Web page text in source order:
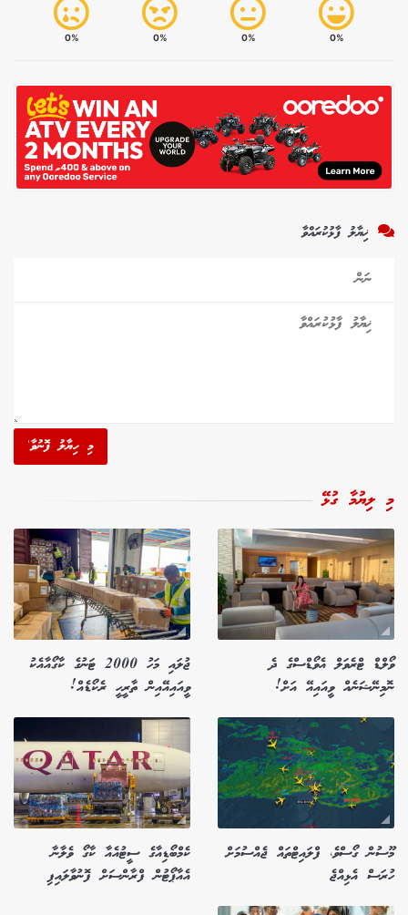
0%
0%
0%
0%
ޚިޔާލު ފާޅުކުރައްވާ
މި ހިޔާލު ފޮނުވާ'
މި ލިޔުމާ ގުޅޭ
ވޯލްޑް ޓްރެވަލް އެވޯޑްސްގެ ދެ
ނޮމިނޭޝަނެއް ވީއައިއޭ އަށް!
ޖުލައި މަހު 2000 ޓަނުގެ ކާގޯއާއެކު
ވީއައިއޭއިން ތާރީހީ ރެކޯޑެއް!
މޫސުން ގޯސްވެ، ފްލައިޓްތައް ޖެއްސުމަށް
ހުރަސް އެޅިއްޖެ
ކެމްބޯޑިއާގެ ސީޓުއެއާ ކާގޯ ވެލާނާ
އެއާޕޯޓުން ފްރާންސަށް ފޮނުވާލައިފި